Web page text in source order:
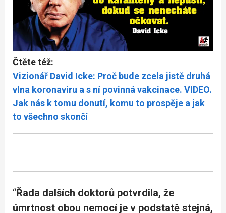
Čtěte též:
Vizionář David Icke: Proč bude zcela jistě druhá
vlna koronaviru a s ní povinná vakcinace. VIDEO.
Jak nás k tomu donutí, komu to prospěje a jak
to všechno skončí
“Řada dalších doktorů potvrdila, že
úmrtnost obou nemocí je v podstatě stejná,